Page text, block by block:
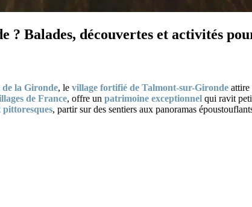
? Balades, découvertes et activités
de la Gironde, le village fortifié de Talmont-sur-Gironde attire
de France, offre un patrimoine exceptionnel qui ravit
pittoresques, partir sur des sentiers aux panoramas